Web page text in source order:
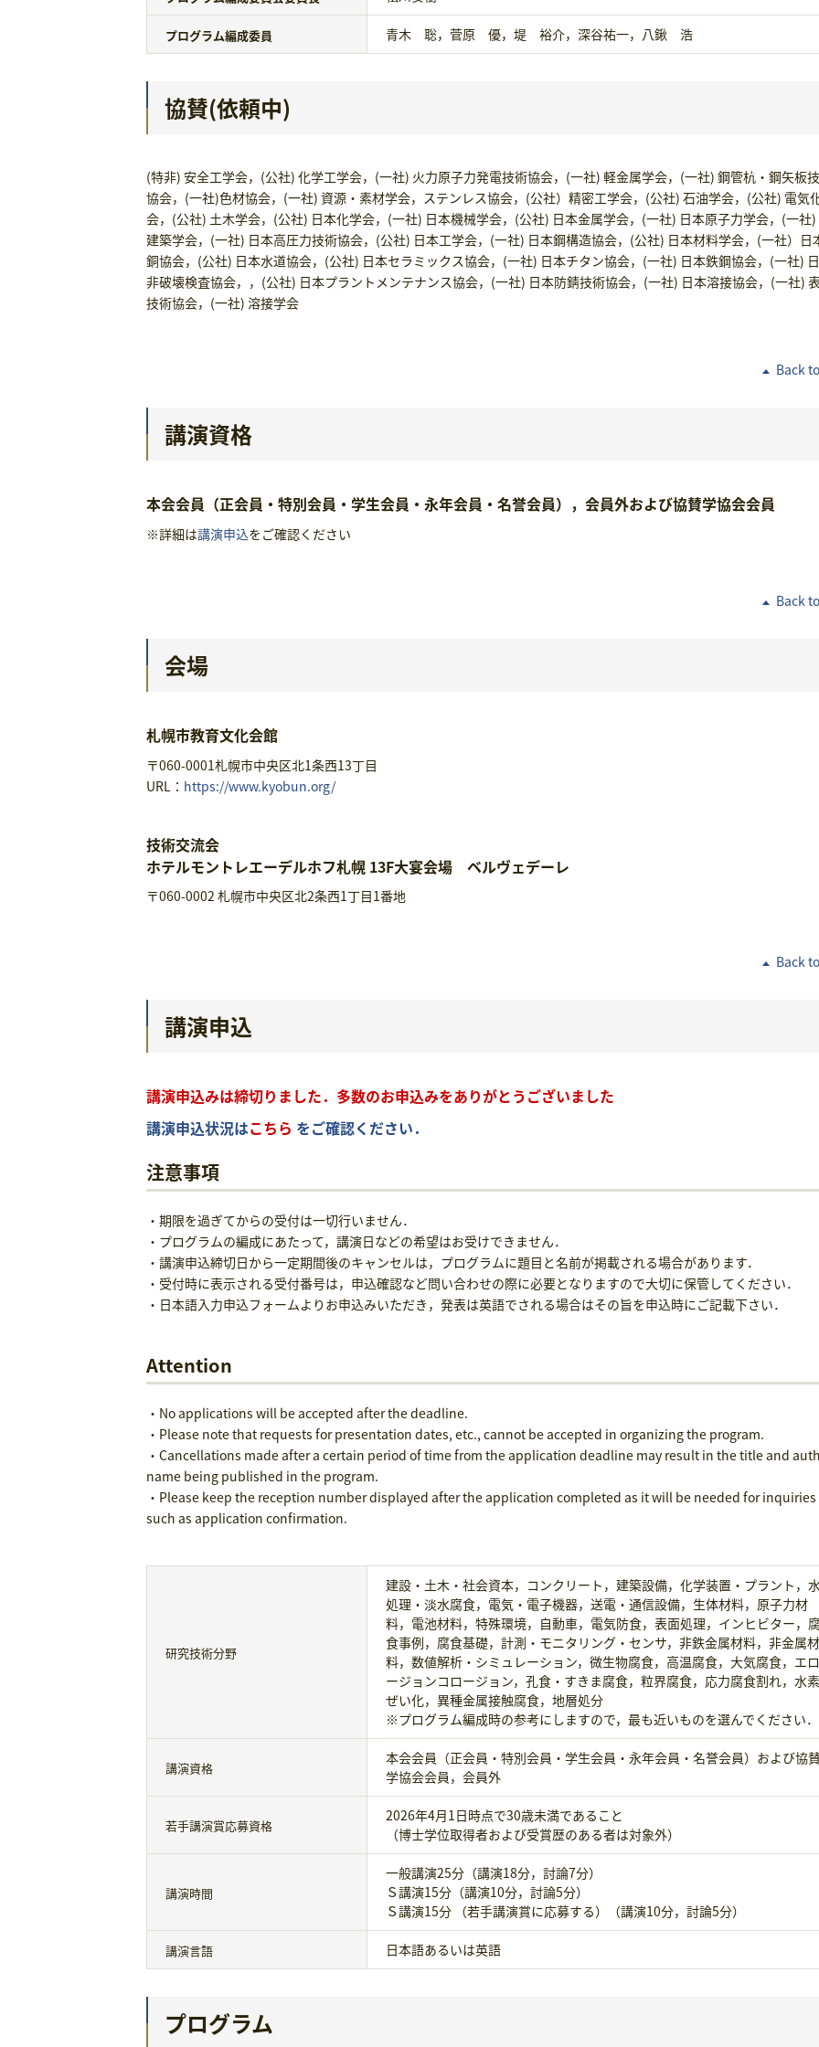
プログラム編成委員 青木 聡，菅原 優，堤 裕介，深谷祐一，八鍬 浩
協賛(依頼中)
(特非) 安全工学会，(公社) 化学工学会，(一社) 火力原子力発電技術協会，(一社) 軽金属学会，(一社) 鋼管杭・鋼矢板
協会，(一社)色材協会，(一社) 資源・素材学会，ステンレス協会，(公社）精密工学会，(公社) 石油学会，(公社) 電気
会，(公社) 土木学会，(公社) 日本化学会，(一社) 日本機械学会，(公社) 日本金属学会，(一社) 日本原子力学会，(一社)
建築学会，(一社) 日本高圧力技術協会，(公社) 日本工学会，(一社) 日本鋼構造協会，(公社) 日本材料学会，(一社）日
銅協会，(公社) 日本水道協会，(公社) 日本セラミックス協会，(一社) 日本チタン協会，(一社) 日本鉄鋼協会，(一社)
非破壊検査協会，，(公社) 日本プラントメンテナンス協会，(一社) 日本防錆技術協会，(一社) 日本溶接協会，(一社)
技術協会，(一社) 溶接学会
Back
講演資格
本会会員（正会員・特別会員・学生会員・永年会員・名誉会員），会員外および協賛学協会会員
※詳細は講演申込をご確認ください
Back
会場
札幌市教育文化会館
〒060-0001札幌市中央区北1条西13丁目
URL： https://www.kyobun.org/
技術交流会
ホテルモントレエーデルホフ札幌 13F大宴会場 ベルヴェデーレ
〒060-0002 札幌市中央区北2条西1丁目1番地
Back
講演申込
講演申込みは締切りました．多数のお申込みをありがとうございました
講演申込状況はこちら をご確認ください．
注意事項
・期限を過ぎてからの受付は一切行いません．
・プログラムの編成にあたって，講演日などの希望はお受けできません．
・講演申込締切日から一定期間後のキャンセルは，プログラムに題目と名前が掲載される場合があります．
・受付時に表示される受付番号は，申込確認など問い合わせの際に必要となりますので大切に保管してください．
・日本語入力申込フォームよりお申込みいただき，発表は英語でされる場合はその旨を申込時にご記載下さい．
Attention
・No applications will be accepted after the deadline.
・Please note that requests for presentation dates, etc., cannot be accepted in organizing the program.
・Cancellations made after a certain period of time from the application deadline may result in the title and
name being published in the program.
・Please keep the reception number displayed after the application completed as it will be needed for inquiries
such as application confirmation.
研究技術分野
建設・土木・社会資本，コンクリート，建築設備，化学装置・プラント，
処理・淡水腐食，電気・電子機器，送電・通信設備，生体材料，原子力材
料，電池材料，特殊環境，自動車，電気防食，表面処理，インヒビター，
食事例，腐食基礎，計測・モニタリング・センサ，非鉄金属材料，非金属材
料，数値解析・シミュレーション，微生物腐食，高温腐食，大気腐食，エロ
ージョンコロージョン，孔食・すきま腐食，粒界腐食，応力腐食割れ，水素
ぜい化，異種金属接触腐食，地層処分
※プログラム編成時の参考にしますので，最も近いものを選んでください．
講演資格
本会会員（正会員・特別会員・学生会員・永年会員・名誉会員）および協
学協会会員，会員外
若手講演賞応募資格
2026年4月1日時点で30歳未満であること
（博士学位取得者および受賞歴のある者は対象外）
講演時間
一般講演25分（講演18分，討論7分）
Ｓ講演15分（講演10分，討論5分）
Ｓ講演15分 （若手講演賞に応募する）（講演10分，討論5分）
講演言語 日本語あるいは英語
プログラム